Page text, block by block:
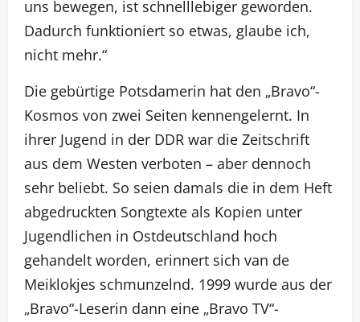
uns bewegen, ist schnelllebiger geworden.
Dadurch funktioniert so etwas, glaube ich,
nicht mehr.“
Die gebürtige Potsdamerin hat den „Bravo“-
Kosmos von zwei Seiten kennengelernt. In
ihrer Jugend in der DDR war die Zeitschrift
aus dem Westen verboten – aber dennoch
sehr beliebt. So seien damals die in dem Heft
abgedruckten Songtexte als Kopien unter
Jugendlichen in Ostdeutschland hoch
gehandelt worden, erinnert sich van de
Meiklokjes schmunzelnd. 1999 wurde aus der
„Bravo“-Leserin dann eine „Bravo TV“-